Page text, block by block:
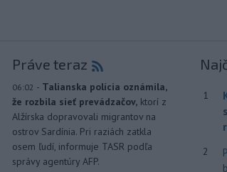
Práve teraz
06:02 - Talianska polícia oznámila,
že rozbila sieť prevádzačov, ktorí z
Alžírska dopravovali migrantov na
ostrov Sardínia. Pri raziách zatkla
osem ľudí, informuje TASR podľa
správy agentúry AFP.
1
2